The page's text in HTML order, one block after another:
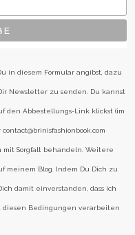
in diesem Formular angibst, dazu
Newsletter zu senden. Du kannst
den Abbestellungs-Link klickst (im
Sorgfalt behandeln. Weitere
meinem Blog. Indem Du Dich zu
damit einverstanden, dass ich
diesen Bedingungen verarbeiten